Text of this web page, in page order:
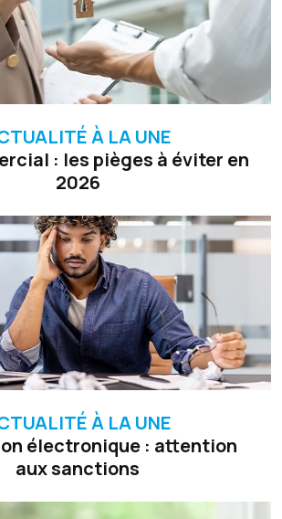
À LA UNE
: les pièges à éviter en
2026
À LA UNE
électronique : attention
aux sanctions